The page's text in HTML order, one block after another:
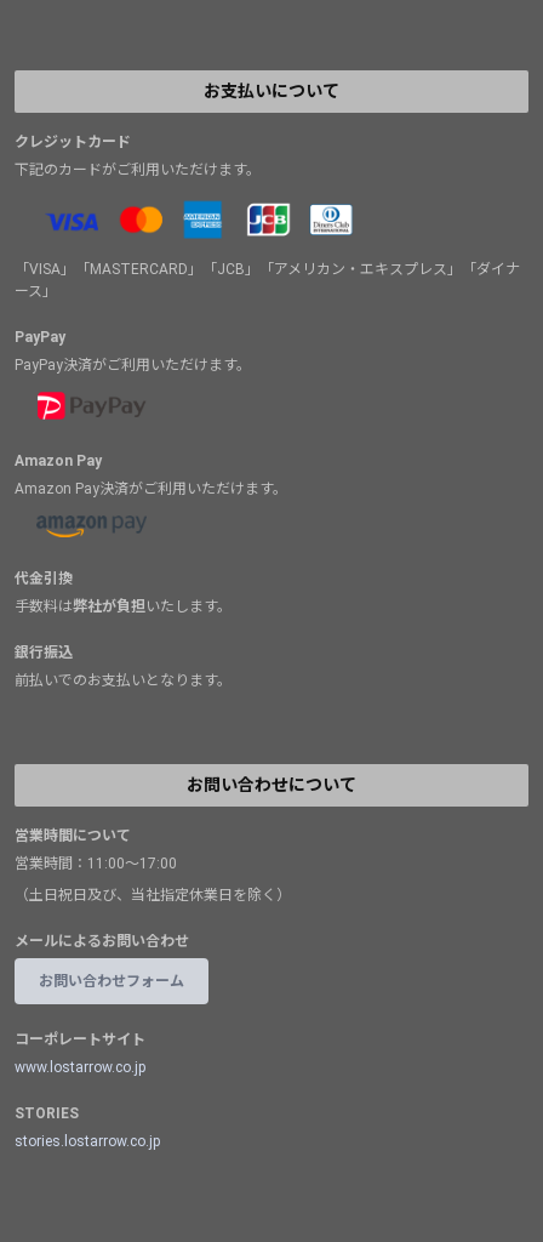
お支払いについて
クレジットカード
下記のカードがご利用いただけます。
「VISA」「MASTERCARD」「JCB」「アメリカン・エキスプレス」「ダイナ
ース」
PayPay
PayPay決済がご利用いただけます。
Amazon Pay
Amazon Pay決済がご利用いただけます。
代金引換
手数料は弊社が負担 いたします。
銀行振込
前払いでのお支払いとなります。
お問い合わせについて
営業時間について
営業時間：11:00～17:00
（土日祝日及び、当社指定休業日を除く）
メールによるお問い合わせ
お問い合わせフォーム
コーポレートサイト
www.lostarrow.co.jp
STORIES
stories.lostarrow.co.jp